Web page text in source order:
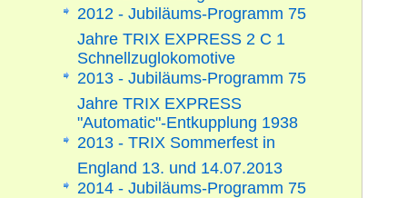
2012 - Jubiläums-Programm 75
Jahre TRIX EXPRESS 2 C 1
Schnellzuglokomotive
2013 - Jubiläums-Programm 75
Jahre TRIX EXPRESS
"Automatic"-Entkupplung 1938
2013 - TRIX Sommerfest in
England 13. und 14.07.2013
2014 - Jubiläums-Programm 75